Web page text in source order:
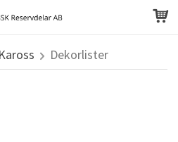
Kaross Dekorlister